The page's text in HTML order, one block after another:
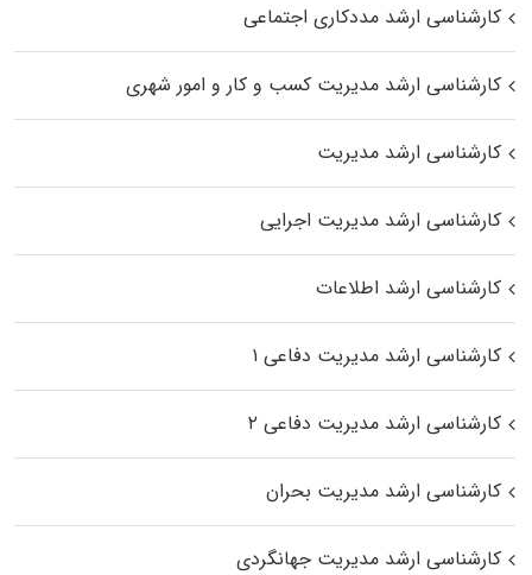
کارشناسی ارشد مددکاری اجتماعی
کارشناسی ارشد مدیریت کسب و کار و امور شهری
کارشناسی ارشد مدیریت
کارشناسی ارشد مدیریت اجرایی
کارشناسی ارشد اطلاعات
کارشناسی ارشد مدیریت دفاعی ۱
کارشناسی ارشد مدیریت دفاعی ۲
کارشناسی ارشد مدیریت بحران
کارشناسی ارشد مدیریت جهانگردی